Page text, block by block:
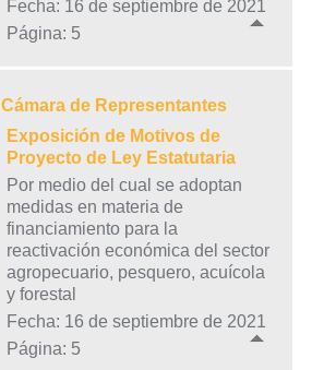
Fecha: 16 de septiembre de 2021
Página: 5
Cámara de Representantes
Exposición de Motivos de
Proyecto de Ley Estatutaria
Por medio del cual se adoptan
medidas en materia de
financiamiento para la
reactivación económica del sector
agropecuario, pesquero, acuícola
y forestal
Fecha: 16 de septiembre de 2021
Página: 5